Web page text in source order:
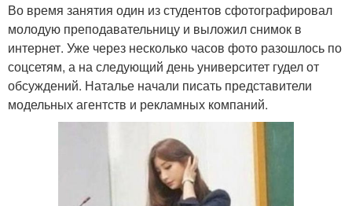
Во время занятия один из студентов сфотографировал
молодую преподавательницу и выложил снимок в
интернет. Уже через несколько часов фото разошлось по
соцсетям, а на следующий день университет гудел от
обсуждений. Наталье начали писать представители
модельных агентств и рекламных компаний.